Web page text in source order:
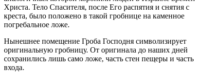
Христа. Тело Спасителя, после Его распятия и снятия с
креста, было положено в такой гробнице на каменное
погребальное ложе.
Нынешнее помещение Гроба Господня символизирует
оригинальную гробницу. От оригинала до наших дней
сохранились лишь само ложе, часть стен пещеры и часть
входа.